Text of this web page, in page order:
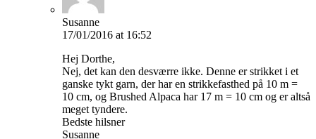
Susanne
17/01/2016 at 16:52
Hej Dorthe,
Nej, det kan den desværre ikke. Denne er strikket i et
ganske tykt garn, der har en strikkefasthed på 10 m =
10 cm, og Brushed Alpaca har 17 m = 10 cm og er altså
meget tyndere.
Bedste hilsner
Susanne